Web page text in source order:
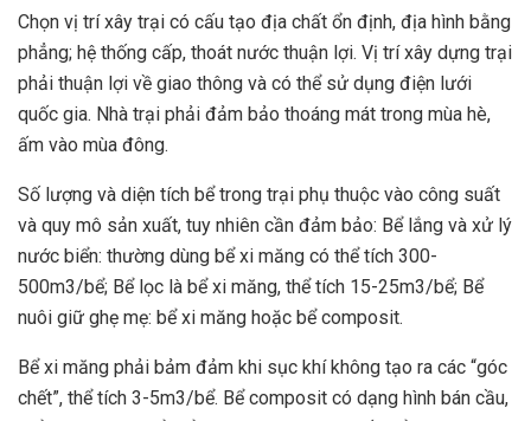
Chọn vị trí xây trại có cấu tạo địa chất ổn định, địa hình bằng
phẳng; hệ thống cấp, thoát nước thuận lợi. Vị trí xây dựng trại
phải thuận lợi về giao thông và có thể sử dụng điện lưới
quốc gia. Nhà trại phải đảm bảo thoáng mát trong mùa hè,
ấm vào mùa đông.
Số lượng và diện tích bể trong trại phụ thuộc vào công suất
và quy mô sản xuất, tuy nhiên cần đảm bảo: Bể lắng và xử lý
nước biển: thường dùng bể xi măng có thể tích 300-
500m3/bể; Bể lọc là bể xi măng, thể tích 15-25m3/bể; Bể
nuôi giữ ghẹ mẹ: bể xi măng hoặc bể composit.
Bể xi măng phải bảm đảm khi sục khí không tạo ra các “góc
chết”, thể tích 3-5m3/bể. Bể composit có dạng hình bán cầu,